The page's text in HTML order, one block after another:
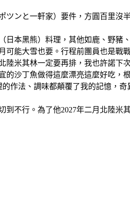
ンと一軒家）要件，方圓百里
本黑熊）料理，其他如鹿、野
能大雪也要。行程前團員也是戰
米其林一定要再排，我也許諾
沙丁魚做得這麼漂亮這麼好吃
作法、調味都顛覆了我的記憶，
不行。為了他2027年二月北陸米